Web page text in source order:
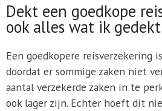
Dekt een goedkope
ook alles wat ik
Een goedkopere reisverzekering
doordat er sommige zaken niet
aantal verzekerde zaken in te
ook lager zijn. Echter hoeft dit